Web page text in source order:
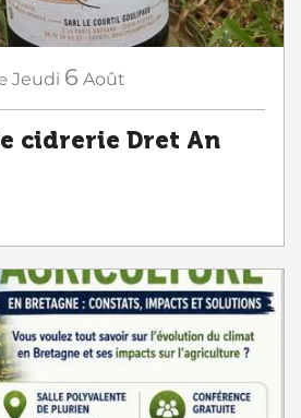
Jeudi 6 Août
cidrerie Dret An